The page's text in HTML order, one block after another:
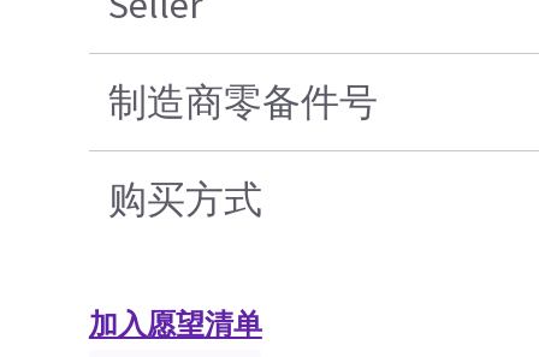
制造商零备件号
购买方式
加入愿望清单